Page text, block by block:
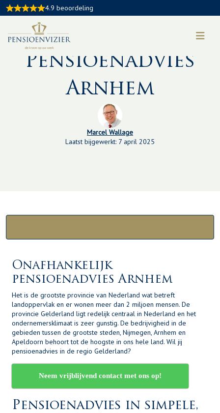
4.9 beoordeling
Pensioenadvies
Arnhem
Marcel Wallage
Laatst bijgewerkt: 7 april 2025
Onafhankelijk
pensioenadvies Arnhem
Het is de grootste provincie van Nederland wat betreft
landoppervlak en er wonen meer dan 2 miljoen mensen. De
provincie Gelderland ligt redelijk centraal in Nederland en het
ondernemersklimaat is zeer gunstig. De bedrijvigheid in de
gebieden tussen de grootste steden, Nijmegen, Arnhem en
Apeldoorn behoort tot de hoogste in ons hele land. Wil jij
pensioenadvies in de regio Gelderland?
Neem vrijblijvend contact met ons op!
Pensioenadvies in simpele,